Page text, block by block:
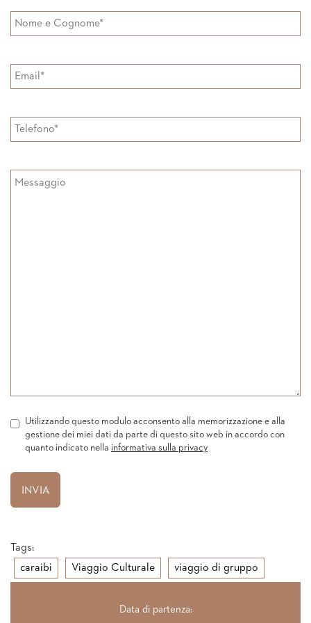
Utilizzando questo modulo acconsento alla memorizzazione e alla
gestione dei miei dati da parte di questo sito web in accordo con
quanto indicato nella informativa sulla privacy
Tags:
caraibi
Viaggio Culturale viaggio di gruppo
Data di partenza: